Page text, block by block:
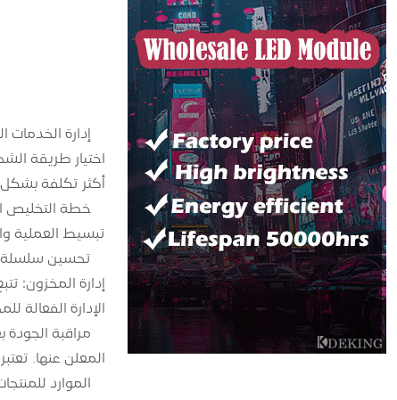
إدارة الخدمات
اختيار طريقة
أكثر تكلفة
خطة التخليص
تبسيط العملية
تحسين سلسلة
إدارة المخزون:
الإدارة
المعلن عنها.
الموارد